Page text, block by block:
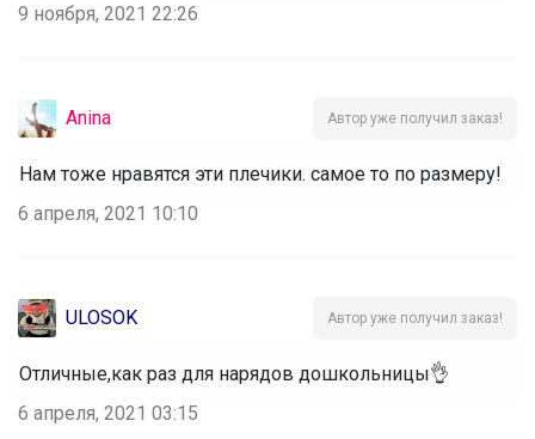
9 ноября, 2021 22:26
Anina Автор уже получил заказ!
Нам тоже нравятся эти плечики. самое то по размеру!
6 апреля, 2021 10:10
ULOSOK Автор уже получил заказ!
Отличные,как раз для нарядов дошкольницы👌
6 апреля, 2021 03:15